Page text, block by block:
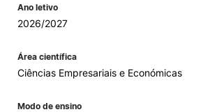
Ano letivo
2026/2027
Área científica
Ciências Empresariais e Económicas
Modo de ensino